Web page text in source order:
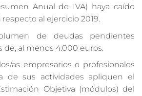
Anual de IVA) haya caído
al ejercicio 2019.
de deudas pendientes
de, al menos 4.000 euros.
as empresarios o profesionales
de sus actividades apliquen el
Objetiva (módulos) del